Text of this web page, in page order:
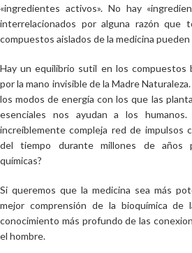
«ingredientes activos». No hay
interrelacionados por alguna razón que
compuestos aislados de la medicina pueden
Hay un equilibrio sutil en los compuestos
por la mano invisible de la Madre
los modos de energía con los que las
esenciales nos ayudan a los
increíblemente compleja red de impulsos
del tiempo durante millones de años
químicas?
Si queremos que la medicina sea más
mejor comprensión de la bioquímica de
conocimiento más profundo de las
el hombre.